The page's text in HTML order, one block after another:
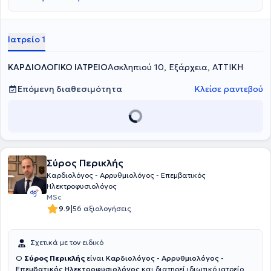
Ιατρείο 1
ΚΑΡΔΙΟΛΟΓΙΚΟ ΙΑΤΡΕΙΟΑσκληπιού 10, Εξάρχεια, ΑΤΤΙΚΗ
Επόμενη διαθεσιμότητα
Κλείσε ραντεβού
Σύρος Περικλής
Καρδιολόγος - Αρρυθμιολόγος - Επεμβατικός
Ηλεκτροφυσιολόγος
MSc
9.9|56 αξιολογήσεις
Σχετικά με τον ειδικό
O Σύρος Περικλής είναι Καρδιολόγος - Αρρυθμιολόγος -
Επεμβατικός Ηλεκτροφυσιολόγος και διατηρεί ιδιωτικό ιατρείο